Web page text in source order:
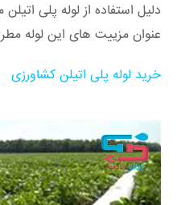
دلیل استفاده از لوله پلی
عنوان مزییت های این لوله
خرید لوله پلی اتیلن کشاورزی